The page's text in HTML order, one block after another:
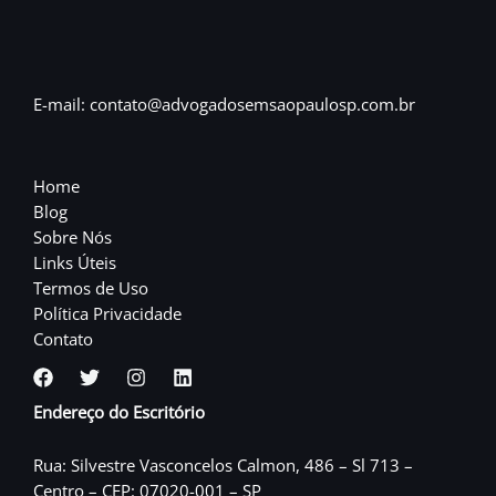
E-mail: contato@advogadosemsaopaulosp.com.br
Home
Blog
Sobre Nós
Links Úteis
Termos de Uso
Política Privacidade
Contato
Endereço do Escritório
Rua: Silvestre Vasconcelos Calmon, 486 – Sl 713 –
Centro – CEP: 07020-001 – SP